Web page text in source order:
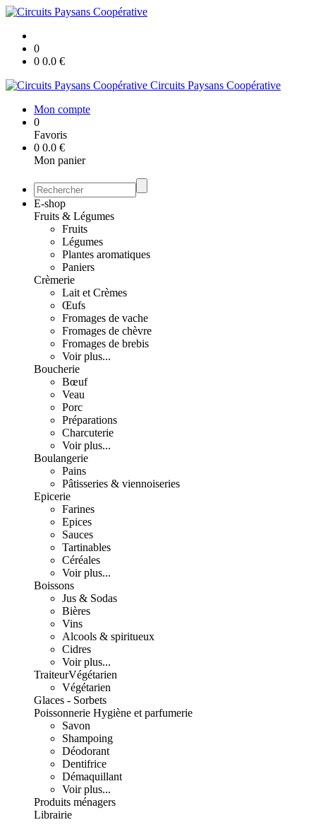
0
0 0.0 €
Circuits Paysans Coopérative
Mon compte
0
Favoris
0 0.0 €
Mon panier
E-shop
Fruits & Légumes
Fruits
Légumes
Plantes aromatiques
Paniers
Crèmerie
Lait et Crèmes
Œufs
Fromages de vache
Fromages de chèvre
Fromages de brebis
Voir plus...
Boucherie
Bœuf
Veau
Porc
Préparations
Charcuterie
Voir plus...
Boulangerie
Pains
Pâtisseries & viennoiseries
Epicerie
Farines
Epices
Sauces
Tartinables
Céréales
Voir plus...
Boissons
Jus & Sodas
Bières
Vins
Alcools & spiritueux
Cidres
Voir plus...
TraiteurVégétarien
Végétarien
Glaces - Sorbets
Poissonnerie Hygiène et parfumerie
Savon
Shampoing
Déodorant
Dentifrice
Démaquillant
Voir plus...
Produits ménagers
Librairie